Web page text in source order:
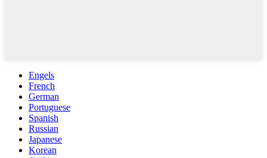
Engels
French
German
Portuguese
Spanish
Russian
Japanese
Korean